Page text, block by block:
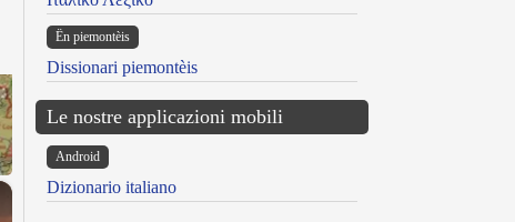
×
Ën piemontèis
Dissionari piemontèis
Le nostre applicazioni mobili
Android
Dizionario italiano